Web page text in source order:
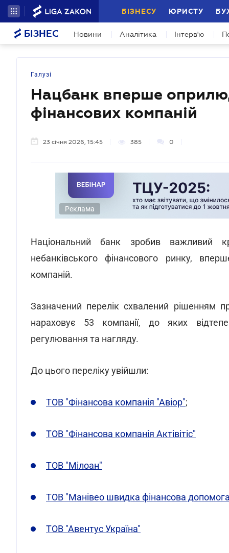
БІЗНЕСУ ЮРИСТУ
БІЗНЕС Новини Аналітика Інтерв'ю
Галузі
Нацбанк вперше
фінансових компаній
23 січня 2026, 15:45 385 0
Реклама
Національний банк зробив важливий
небанківського фінансового ринку,
компаній.
Зазначений перелік схвалений
нараховує 53 компанії, до яких
регулювання та нагляду.
До цього переліку увійшли:
ТОВ "Фінансова компанія "Авіор";
ТОВ "Фінансова компанія Актівітіс"
ТОВ "Мілоан"
ТОВ "Манівео швидка фінансова
ТОВ "Авентус Україна"